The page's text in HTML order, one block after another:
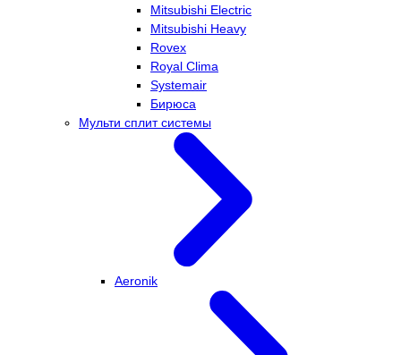
Mitsubishi Electric
Mitsubishi Heavy
Rovex
Royal Clima
Systemair
Бирюса
Мульти сплит системы
Aeronik